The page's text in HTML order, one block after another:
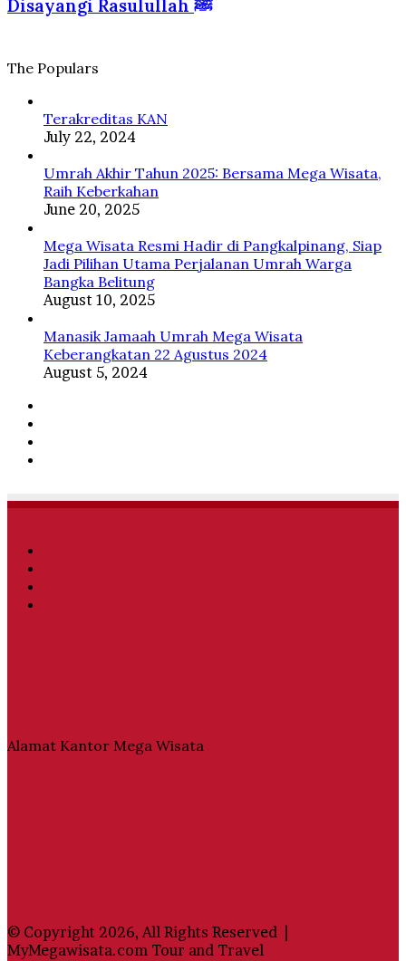
Islam
Tanah
yang
Disayangi
Disayangi Rasulullah ﷺ
The Populars
Terakreditas KAN
July 22, 2024
Umrah Akhir Tahun 2025: Bersama Mega Wisata,
Raih Keberkahan
June 20, 2025
Mega Wisata Resmi Hadir di Pangkalpinang, Siap
Jadi Pilihan Utama Perjalanan Umrah Warga
Bangka Belitung
August 10, 2025
Manasik Jamaah Umrah Mega Wisata
Keberangkatan 22 Agustus 2024
August 5, 2024
Alamat Kantor Mega Wisata
© Copyright 2026, All Rights Reserved |
MyMegawisata.com Tour and Travel